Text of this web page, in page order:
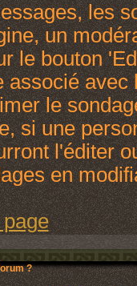
les
un
le bouton
associé
le
si une
l'éditer
en
?